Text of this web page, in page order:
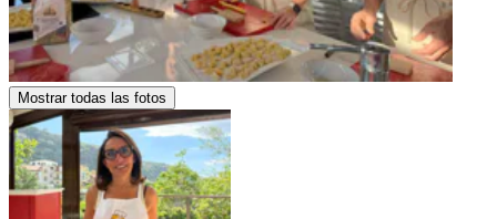
Mostrar todas las fotos